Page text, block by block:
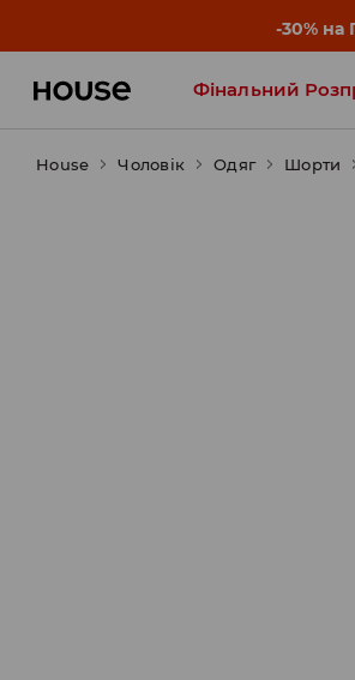
-30% на
Фінальний
Influencers'
House Чоловік Одяг Шорти